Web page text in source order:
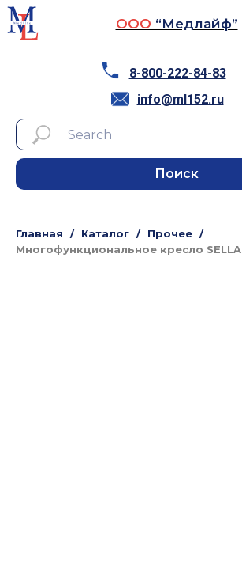
ООО “Медлайф”
info@ml152.ru
8-800-222-84-83
Поиск
Главная Каталог
Прочее
Многофункциональное кресло SELLA